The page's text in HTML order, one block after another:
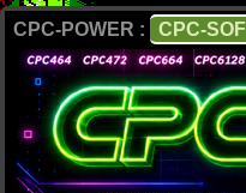
CPC-POWER : CPC-